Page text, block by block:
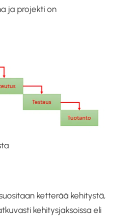
ja projekti on
ketterää kehitystä,
kehitysjaksoissa eli